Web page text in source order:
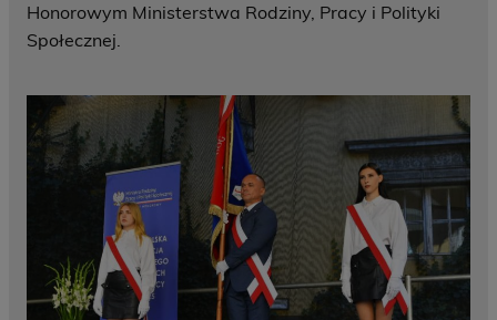
Honorowym Ministerstwa Rodziny, Pracy i Polityki
Społecznej.